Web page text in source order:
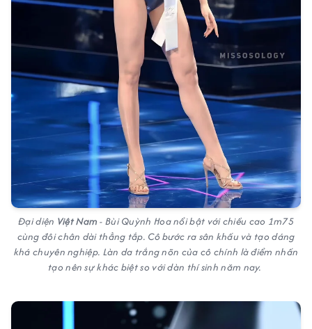
Đại diện Việt Nam - Bùi Quỳnh Hoa nổi bật với chiều cao 1m75
cùng đôi chân dài thẳng tắp. Cô bước ra sân khấu và tạo dáng
khá chuyên nghiệp. Làn da trắng nõn của cô chính là điểm nhấn
tạo nên sự khác biệt so với dàn thí sinh năm nay.